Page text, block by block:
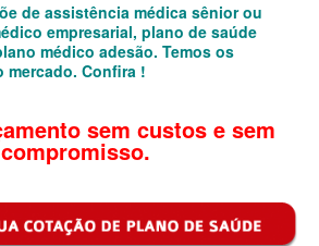
SAÚDE INDIVIDUAL
DE SAÚDE INDIVIDUAL
DE SAÚDE INDIVIDUAL
DE SAÚDE INDIVIDUAL
de assistência médica sênior ou
empresarial, plano de saúde
médico adesão. Temos os
mercado. Confira !
sem custos e sem
compromisso.